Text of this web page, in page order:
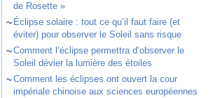
de Rosette »
~ Éclipse solaire : tout ce qu’il faut faire (et
éviter) pour observer le Soleil sans risque
~Comment l’éclipse permettra d’observer le
Soleil dévier la lumière des étoiles
~Comment les éclipses ont ouvert la cour
impériale chinoise aux sciences européennes